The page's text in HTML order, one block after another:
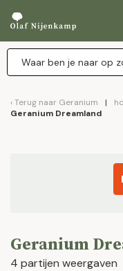
Terug naar Geranium
Geranium Dreamland
Geranium
4 partijen weergaven